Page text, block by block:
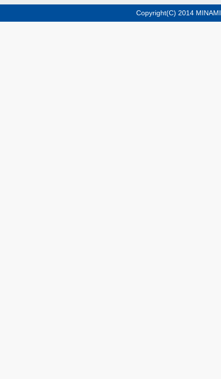
Copyright(C) 2014